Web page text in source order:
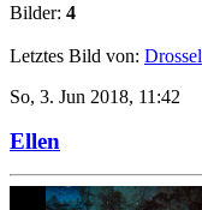
Bilder: 4
Letztes Bild von: Drossel
So, 3. Jun 2018, 11:42
Ellen